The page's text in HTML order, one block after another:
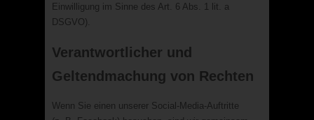
Einwilligung im Sinne des Art. 6 Abs. 1 lit. a
DSGVO).
Verantwortlicher und
Geltendmachung von Rechten
Wenn Sie einen unserer Social-Media-Auftritte